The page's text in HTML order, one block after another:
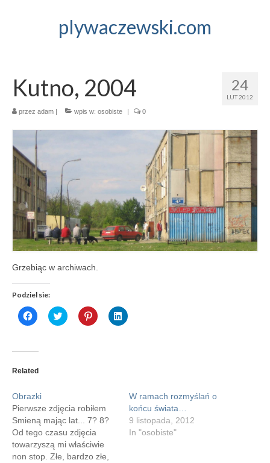
plywaczewski.com
24
LUT 2012
Kutno, 2004
przez adam | wpis w: osobiste | 0
Grzebiąc w archiwach.
Podziel sie:
Click
to
(Opens
new
window)
Click
to
Click
to
Click
to
Related
Obrazki
Pierwsze zdjęcia robiłem
Smieną mając lat... 7? 8?
Od tego czasu zdjęcia
towarzyszą mi właściwie
non stop. Złe, bardzo złe,
W ramach rozmyślań o
końcu świata…
9 listopada, 2012
In "osobiste"